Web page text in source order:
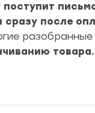
сразу после
товара.